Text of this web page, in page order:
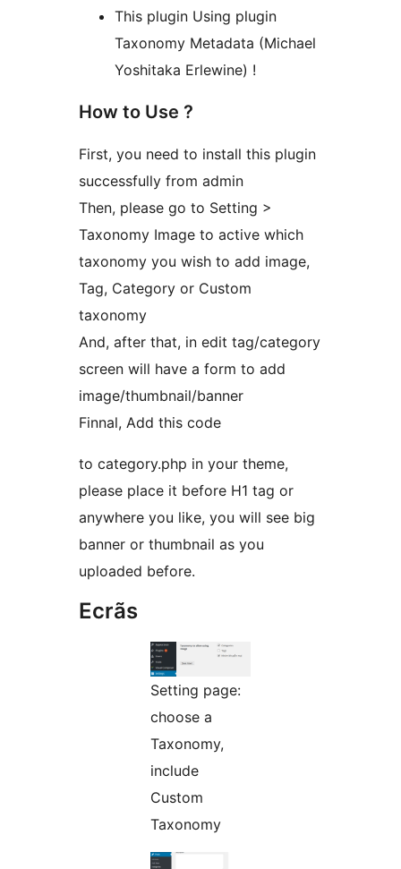
This plugin Using plugin
Taxonomy Metadata (Michael
Yoshitaka Erlewine) !
How to Use ?
First, you need to install this plugin
successfully from admin
Then, please go to Setting >
Taxonomy Image to active which
taxonomy you wish to add image,
Tag, Category or Custom
taxonomy
And, after that, in edit tag/category
screen will have a form to add
image/thumbnail/banner
Finnal, Add this code
to category.php in your theme,
please place it before H1 tag or
anywhere you like, you will see big
banner or thumbnail as you
uploaded before.
Ecrãs
Setting page:
choose a
Taxonomy,
include
Custom
Taxonomy